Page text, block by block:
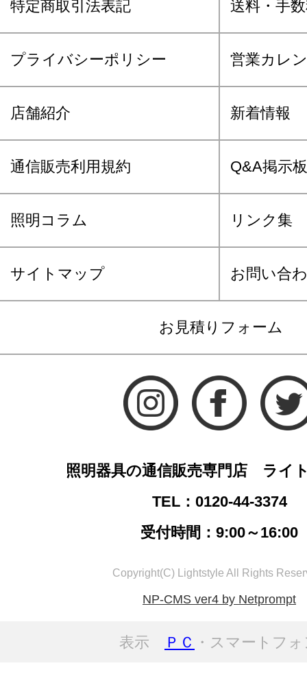
特定商取引法表記 送料・手
プライバシーポリシー 営業カレ
店舗紹介 新着情報
通信販売利用規約 Q&A掲示板
照明コラム リンク集
サイトマップ お問い合
お見積りフォーム
照明器具の通信販売専門店 ライ
TEL：0120-44-3374
受付時間：9:00～16:00
Copyright(C) Lightstyle All Rights
NP-CMS ver4 by Netprompt
表示 ＰＣ ・スマートフ